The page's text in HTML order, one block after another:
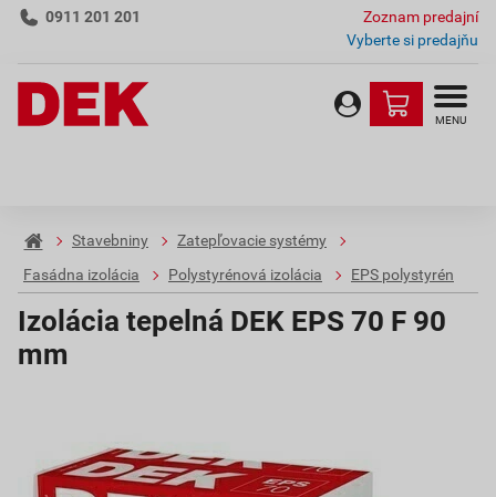
0911 201 201
Zoznam predajní
Vyberte si predajňu
MENU
Stavebniny
Zatepľovacie systémy
Fasádna izolácia
Polystyrénová izolácia EPS polystyrén
Izolácia tepelná DEK EPS 70 F 90
mm